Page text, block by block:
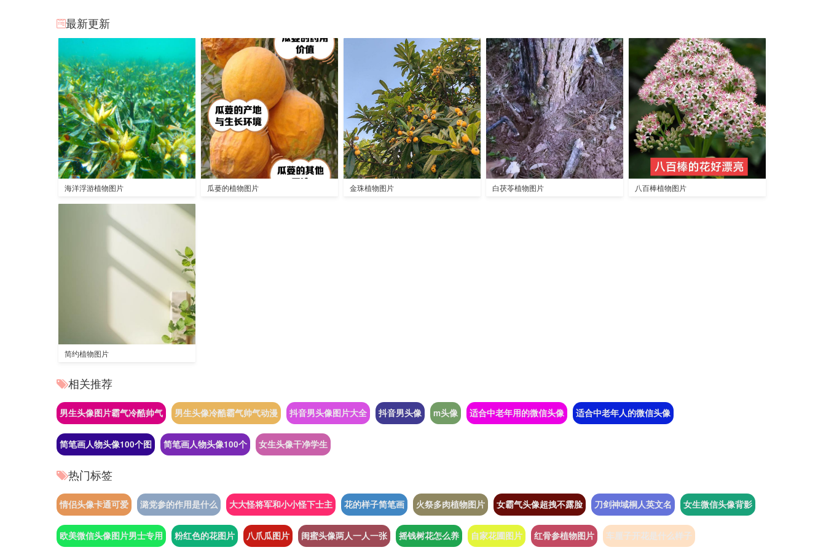
最新更新
海洋浮游植物图片 瓜蒌的植物图片 金珠植物图片 白茯苓植物图片 八百棒植物图片
简约植物图片
相关推荐
男生头像图片霸气冷酷帅气 男生头像冷酷霸气帅气动漫 抖音男头像图片大全 抖音男头像 m头像 适合中老年用的微信头像 适合中老年人的微信头像
简笔画人物头像100个图 简笔画人物头像100个 女生头像干净学生
热门标签
情侣头像卡通可爱 潞党参的作用是什么 大大怪将军和小小怪下士主 花的样子简笔画 火祭多肉植物图片 女霸气头像超拽不露脸 刀剑神域桐人英文名 女生微信头像背影
欧美微信头像图片男士专用 粉红色的花图片 八爪瓜图片 闺蜜头像两人一人一张 摇钱树花怎么养 自家花圃图片 红骨参植物图片 车厘子开花是什么样子